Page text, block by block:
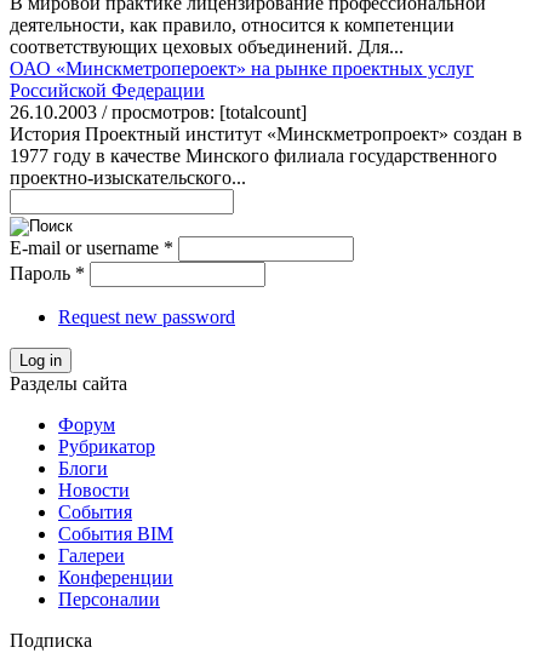
деятельности, как правило, относится к компетенции
соответствующих цеховых объединений. Для...
ОАО «Минскметропероект» на рынке проектных услуг
Российской Федерации
26.10.2003 / просмотров: [totalcount]
История Проектный институт «Минскметропроект» создан в
1977 году в качестве Минского филиала государственного
проектно-изыскательского...
E-mail or username *
Пароль *
Request new password
Log in
Разделы сайта
Форум
Рубрикатор
Блоги
Новости
События
События BIM
Галереи
Конференции
Персоналии
Подписка